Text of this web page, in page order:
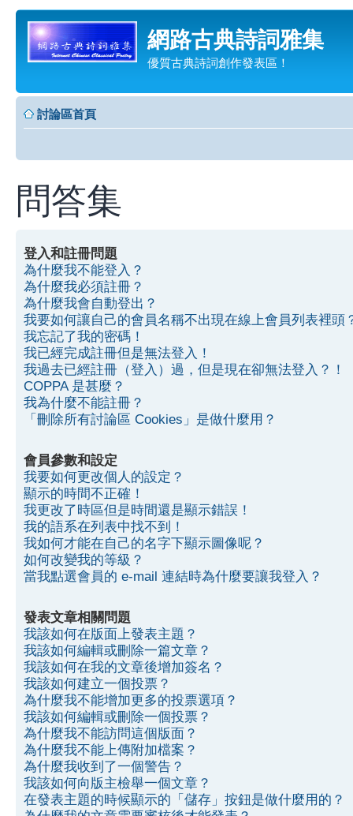
網路古典詩詞雅集
優質古典詩詞創作發表區！
討論區首頁
問答集
登入和註冊問題
為什麼我不能登入？
為什麼我必須註冊？
為什麼我會自動登出？
我要如何讓自己的會員名稱不出現在線上會員列表裡頭
我忘記了我的密碼！
我已經完成註冊但是無法登入！
我過去已經註冊（登入）過，但是現在卻無法登入？！
COPPA 是甚麼？
我為什麼不能註冊？
「刪除所有討論區 Cookies」是做什麼用？
會員參數和設定
我要如何更改個人的設定？
顯示的時間不正確！
我更改了時區但是時間還是顯示錯誤！
我的語系在列表中找不到！
我如何才能在自己的名字下顯示圖像呢？
如何改變我的等級？
當我點選會員的 e-mail 連結時為什麼要讓我登入？
發表文章相關問題
我該如何在版面上發表主題？
我該如何編輯或刪除一篇文章？
我該如何在我的文章後增加簽名？
我該如何建立一個投票？
為什麼我不能增加更多的投票選項？
我該如何編輯或刪除一個投票？
為什麼我不能訪問這個版面？
為什麼我不能上傳附加檔案？
為什麼我收到了一個警告？
我該如何向版主檢舉一個文章？
在發表主題的時候顯示的「儲存」按鈕是做什麼用的？